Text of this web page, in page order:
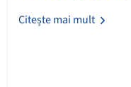
Citește mai mult